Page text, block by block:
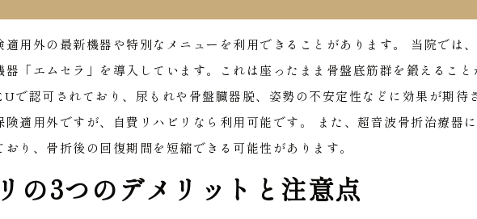
用外の最新機器や特別なメニューを利用できることがあります。
当院では、
器「エムセラ」を導入しています。これは座ったまま骨盤底筋群を鍛えること
で認可されており、尿もれや骨盤臓器脱、姿勢の不安定性などに効果が期待
適用外ですが、自費リハビリなら利用可能です。
また、超音波骨折治療器に
り、骨折後の回復期間を短縮できる可能性があります。
の3つのデメリットと注意点